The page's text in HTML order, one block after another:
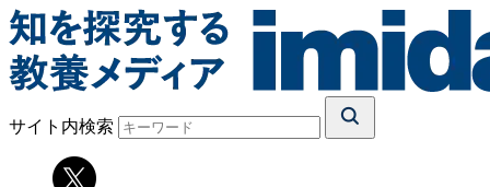
サイト内検索